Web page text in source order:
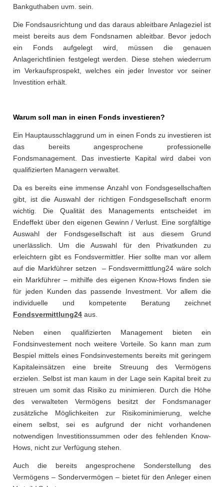
Bankguthaben uvm. sein.
Die Fondsausrichtung und das daraus ableitbare Anlageziel ist
meist bereits aus dem Fondsnamen ableitbar. Bevor jedoch
ein Fonds aufgelegt wird, müssen die genauen
Anlagerichtlinien festgelegt werden. Diese stehen wiederrum
im Verkaufsprospekt, welches ein jeder Investor vor seiner
Investition erhält.
Warum soll man in einen Fonds investieren?
Ein Hauptausschlaggrund um in einen Fonds zu investieren ist
das bereits angesprochene professionelle
Fondsmanagement. Das investierte Kapital wird dabei von
qualifizierten Managern verwaltet.
Da es bereits eine immense Anzahl von Fondsgesellschaften
gibt, ist die Auswahl der richtigen Fondsgesellschaft enorm
wichtig. Die Qualität des Managements entscheidet im
Endeffekt über den eigenen Gewinn / Verlust. Eine sorgfältige
Auswahl der Fondsgesellschaft ist aus diesem Grund
unerlässlich. Um die Auswahl für den Privatkunden zu
erleichtern gibt es Fondsvermittler. Hier sollte man vor allem
auf die Markführer setzen – Fondsvermitttlung24 wäre solch
ein Markführer – mithilfe des eigenen Know-Hows finden sie
für jeden Kunden das passende Investment. Vor allem die
individuelle und kompetente Beratung zeichnet
Fondsvermittlung24 aus.
Neben einen qualifizierten Management bieten ein
Fondsinvestement noch weitere Vorteile. So kann man zum
Bespiel mittels eines Fondsinvestements bereits mit geringem
Kapitaleinsätzen eine breite Streuung des Vermögens
erzielen. Selbst ist man kaum in der Lage sein Kapital breit zu
streuen um somit das Risiko zu minimieren. Durch die Höhe
des verwalteten Vermögens besitzt der Fondsmanager
zusätzliche Möglichkeiten zur Risikominimierung, welche
einem selbst, sei es aufgrund der nicht vorhandenen
notwendigen Investitionssummen oder des fehlenden Know-
Hows, nicht zur Verfügung stehen.
Auch die bereits angesprochene Sonderstellung des
Vermögens – Sondervermögen – bietet für den Anleger einen